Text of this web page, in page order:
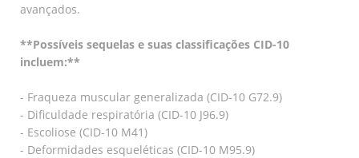
avançados.
**Possíveis sequelas e suas classificações CID-10
incluem:**
- Fraqueza muscular generalizada (CID-10 G72.9)
- Dificuldade respiratória (CID-10 J96.9)
- Escoliose (CID-10 M41)
- Deformidades esqueléticas (CID-10 M95.9)